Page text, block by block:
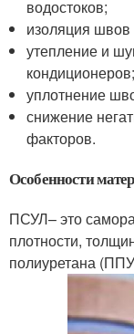
водостоков;
изоляция швов
утепление и
кондиционеров;
уплотнение
снижение
факторов.
Особенности
ПСУЛ– это
плотности,
полиуретана